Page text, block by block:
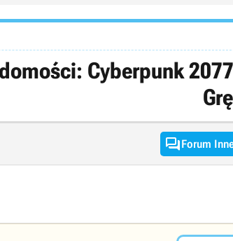
Cyberpunk
Forum